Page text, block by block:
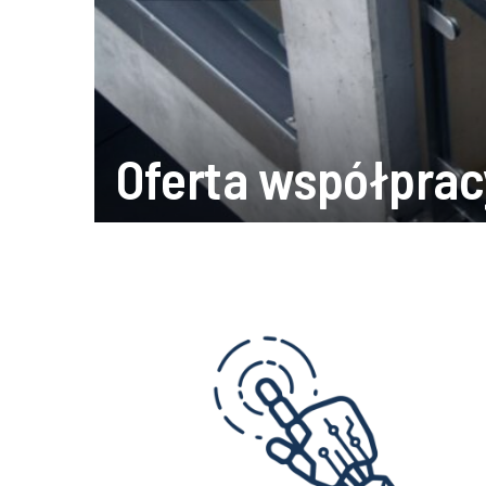
Oferta